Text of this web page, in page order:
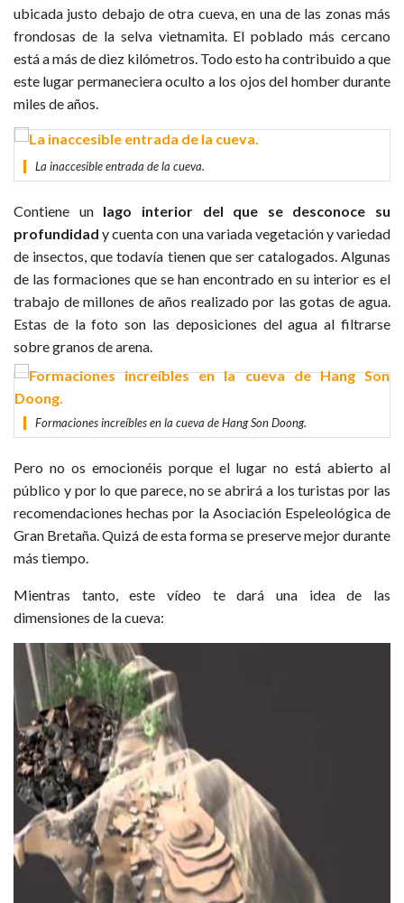
ubicada justo debajo de otra cueva, en una de las zonas más
frondosas de la selva vietnamita. El poblado más cercano
está a más de diez kilómetros. Todo esto ha contribuido a que
este lugar permaneciera oculto a los ojos del homber durante
miles de años.
La inaccesible entrada de la cueva.
Contiene un lago interior del que se desconoce su
profundidad y cuenta con una variada vegetación y variedad
de insectos, que todavía tienen que ser catalogados. Algunas
de las formaciones que se han encontrado en su interior es el
trabajo de millones de años realizado por las gotas de agua.
Estas de la foto son las deposiciones del agua al filtrarse
sobre granos de arena.
Formaciones increíbles en la cueva de Hang Son Doong.
Pero no os emocionéis porque el lugar no está abierto al
público y por lo que parece, no se abrirá a los turistas por las
recomendaciones hechas por la Asociación Espeleológica de
Gran Bretaña. Quizá de esta forma se preserve mejor durante
más tiempo.
Mientras tanto, este vídeo te dará una idea de las
dimensiones de la cueva: